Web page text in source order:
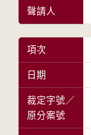
聲請人
項次
日期
裁定字號／
原分案號